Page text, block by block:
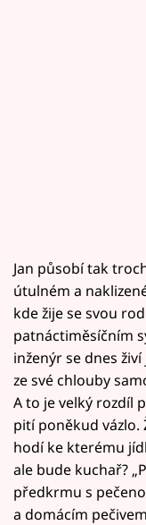
Jan působí tak
útulném a
kde žije se svou
patnáctiměsíčním
inženýr se dnes
ze své chlouby
A to je velký rozdíl
pití poněkud vázlo.
hodí ke kterému
ale bude kuchař?
předkrmu s
a domácím